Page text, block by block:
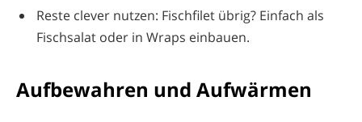
Reste clever nutzen: Fischfilet übrig? Einfach als
Fischsalat oder in Wraps einbauen.
Aufbewahren und Aufwärmen